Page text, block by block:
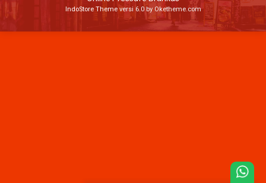
IndoStore Themeversi 6.0 by Oketheme.com